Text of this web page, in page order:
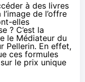
à des livres
de l’offre
elles
? C’est la
le Médiateur du
Pellerin. En effet,
ces formules
le prix unique